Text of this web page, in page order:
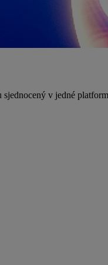
v jedné